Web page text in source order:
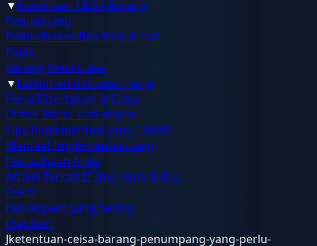
▼Ketentuan CEISA Barang
Penumpang
Pembebasan Bea Masuk dan
Pajak
Barang Kena Cukai
▼Dokumen-dokumen yang
Perlu Disertakan di Ceisa
Untuk Impor dan ekspor
Tips Implementasi yang Efektif
Manfaat Implementasi bagi
Perusahaan Anda
Artikel Terkait IT Inventory & Bea
Cukai
Pertanyaan yang Sering
Diajukan
Jketentuan-ceisa-barang-penumpang-yang-perlu-